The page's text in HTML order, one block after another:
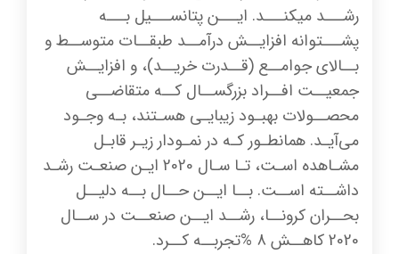
رشـــد میکنـــد. ایـــن پتانســـیل بـــه
پشـــتوانه افزایــش درآمــد طبقــات متوســط و
بــالای جوامــع (قــدرت خریــد)، و افزایــش
جمعیــت افــراد بزرگســال کــه متقاضــی
محصــولات بهبـود زیبایـی هسـتند، بـه وجـود
می‌آیـد. همانطـور کـه در نمـودار زیـر قابـل
مشـاهده اسـت، تـا سـال 2020 ایـن صنعـت رشـد
داشــته اســت. بــا ایــن حــال بــه دلیــل
بحــران کرونــا، رشــد ایــن صنعــت در ســال
2020 کاهــش 8 %تجربــه کــرد.